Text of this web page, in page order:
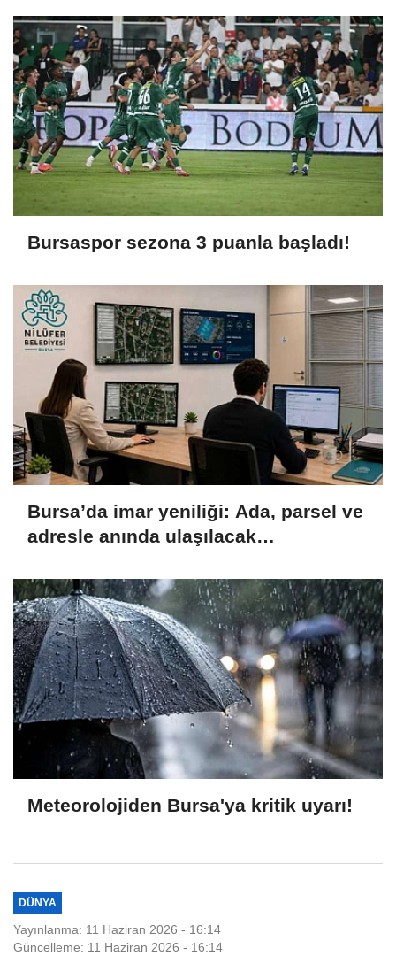
Bursaspor sezona 3 puanla başladı!
Bursa’da imar yeniliği: Ada, parsel ve
adresle anında ulaşılacak…
Meteorolojiden Bursa'ya kritik uyarı!
DÜNYA
Yayınlanma: 11 Haziran 2026 - 16:14
Güncelleme: 11 Haziran 2026 - 16:14